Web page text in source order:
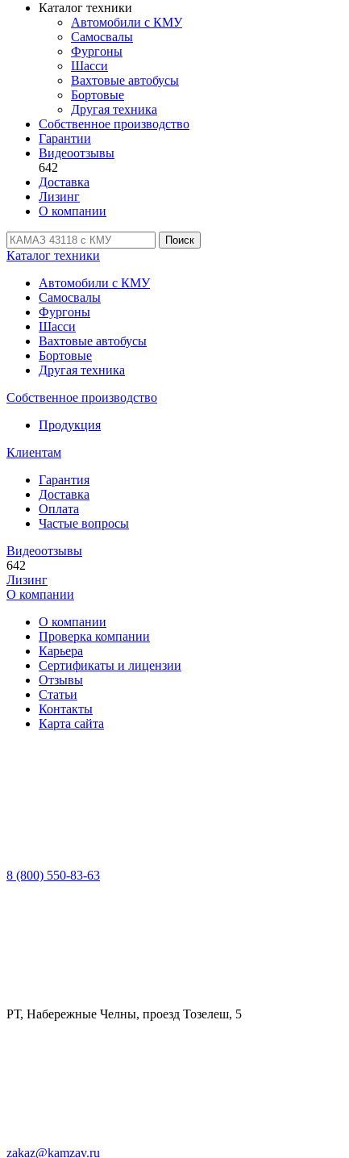
Каталог техники
Автомобили с КМУ
Самосвалы
Фургоны
Шасси
Вахтовые автобусы
Бортовые
Другая техника
Собственное производство
Гарантии
Видеоотзывы
642
Доставка
Лизинг
О компании
Поиск
Каталог техники
Автомобили с КМУ
Самосвалы
Фургоны
Шасси
Вахтовые автобусы
Бортовые
Другая техника
Собственное производство
Продукция
Клиентам
Гарантия
Доставка
Оплата
Частые вопросы
Видеоотзывы
642
Лизинг
О компании
О компании
Проверка компании
Карьера
Сертификаты и лицензии
Отзывы
Статьи
Контакты
Карта сайта
8 (800) 550-83-63
РТ, Набережные Челны, проезд Тозелеш, 5
zakaz@kamzav.ru